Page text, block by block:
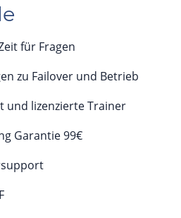
für Fragen
zu Failover und Betrieb
und lizenzierte Trainer
Garantie 99€